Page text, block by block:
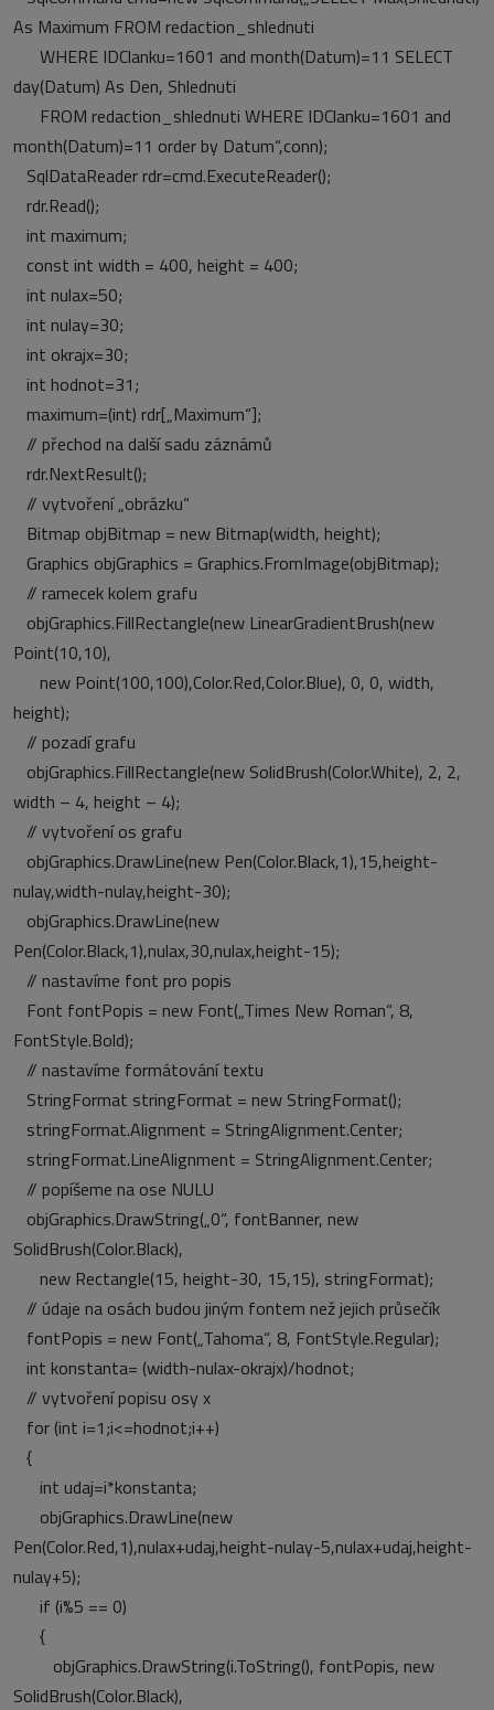
As Maximum FROM redaction_shlednuti
WHERE IDClanku=1601 and month(Datum)=11 SELECT
day(Datum) As Den, Shlednuti
FROM redaction_shlednuti WHERE IDClanku=1601 and
month(Datum)=11 order by Datum“,conn);
SqlDataReader rdr=cmd.ExecuteReader();
rdr.Read();
int maximum;
const int width = 400, height = 400;
int nulax=50;
int nulay=30;
int okrajx=30;
int hodnot=31;
maximum=(int) rdr[„Maximum“];
// přechod na další sadu záznámů
rdr.NextResult();
// vytvoření „obrázku“
Bitmap objBitmap = new Bitmap(width, height);
Graphics objGraphics = Graphics.FromImage(objBitmap);
// ramecek kolem grafu
objGraphics.FillRectangle(new LinearGradientBrush(new
Point(10,10),
new Point(100,100),Color.Red,Color.Blue), 0, 0, width,
height);
// pozadí grafu
objGraphics.FillRectangle(new SolidBrush(Color.White), 2, 2,
width – 4, height – 4);
// vytvoření os grafu
objGraphics.DrawLine(new Pen(Color.Black,1),15,height-
nulay,width-nulay,height-30);
objGraphics.DrawLine(new
Pen(Color.Black,1),nulax,30,nulax,height-15);
// nastavíme font pro popis
Font fontPopis = new Font(„Times New Roman“, 8,
FontStyle.Bold);
// nastavíme formátování textu
StringFormat stringFormat = new StringFormat();
stringFormat.Alignment = StringAlignment.Center;
stringFormat.LineAlignment = StringAlignment.Center;
// popíšeme na ose NULU
objGraphics.DrawString(„0“, fontBanner, new
SolidBrush(Color.Black),
new Rectangle(15, height-30, 15,15), stringFormat);
// údaje na osách budou jiným fontem než jejich průsečík
fontPopis = new Font(„Tahoma“, 8, FontStyle.Regular);
int konstanta= (width-nulax-okrajx)/hodnot;
// vytvoření popisu osy x
for (int i=1;i<=hodnot;i++)
{
int udaj=i*konstanta;
objGraphics.DrawLine(new
Pen(Color.Red,1),nulax+udaj,height-nulay-5,nulax+udaj,height-
nulay+5);
if (i%5 == 0)
{
objGraphics.DrawString(i.ToString(), fontPopis, new
SolidBrush(Color.Black),